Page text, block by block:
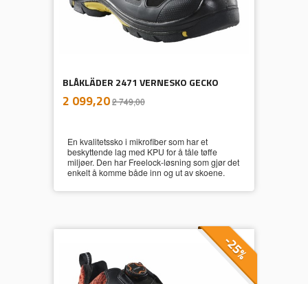
BLÅKLÄDER 2471 VERNESKO GECKO
Tilbud
2 099,202 749,00mva.
En kvalitetssko i mikrofiber som har et
beskyttende lag med KPU for å tåle tøffe
miljøer. Den har Freelock-løsning som gjør det
enkelt å komme både inn og ut av skoene.
-25%